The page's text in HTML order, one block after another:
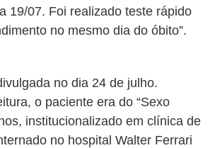
19/07. Foi realizado teste rápido
no mesmo dia do óbito”.
no dia 24 de julho.
o paciente era do “Sexo
institucionalizado em clínica de
no hospital Walter Ferrari